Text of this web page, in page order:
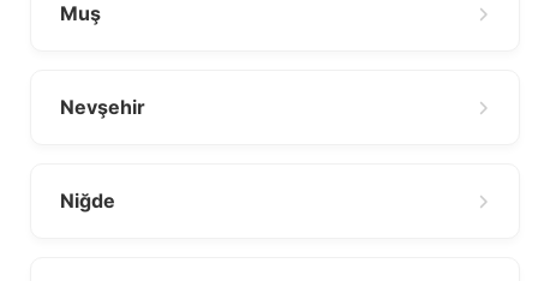
Muş
Nevşehir
Niğde